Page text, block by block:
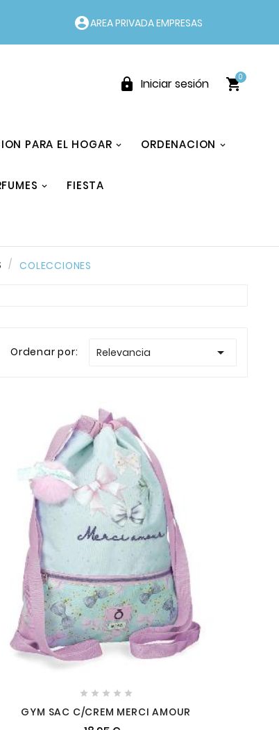
account_circleAREA PRIVADA EMPRESAS
 Iniciar sesión 
0
PARA EL HOGAR ORDENACION
FIESTA
COLECCIONES
Ordenar por: Relevancia 
    
GYM SAC C/CREM MERCI AMOUR